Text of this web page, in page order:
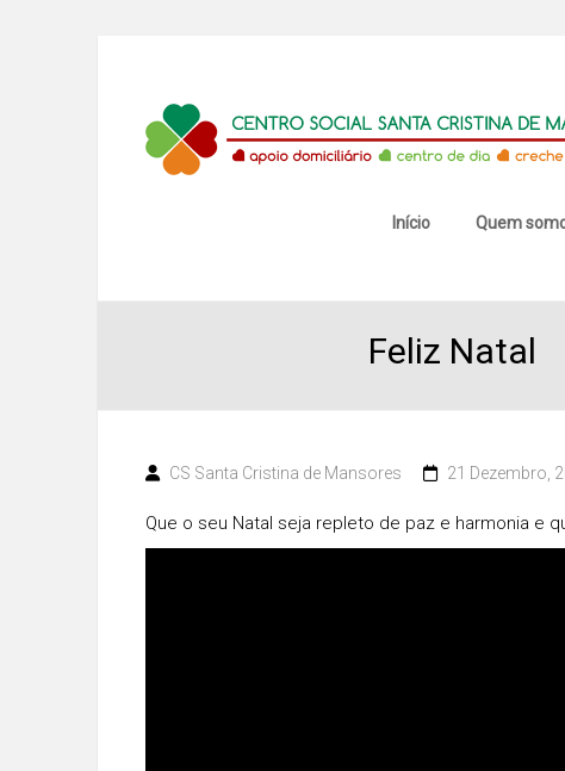
Centro
Social
Cristina
Mansores
Início Quem
Feliz Natal
CS Santa Cristina de Mansores 21 Dezembro,
Que o seu Natal seja repleto de paz e harmonia e